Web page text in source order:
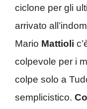
ciclone per gli
arrivato
Mario Mattioli
colpevole per i
colpe solo a
semplicistico.